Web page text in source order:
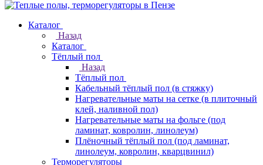
Каталог
Назад
Каталог
Тёплый пол
Назад
Тёплый пол
Кабельный тёплый пол (в стяжку)
Нагревательные маты на сетке (в плиточный
клей, наливной пол)
Нагревательные маты на фольге (под
ламинат, ковролин, линолеум)
Плёночный тёплый пол (под ламинат,
линолеум, ковролин, кварцвинил)
Терморегуляторы